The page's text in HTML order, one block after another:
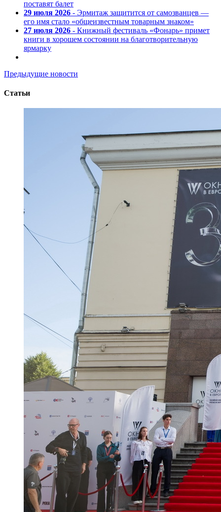
поставят балет
29 июля 2026 - Эрмитаж защитится от самозванцев —
его имя стало «общеизвестным товарным знаком»
27 июля 2026 - Книжный фестиваль «Фонарь» примет
книги в хорошем состоянии на благотворительную
ярмарку
Предыдущие новости
Статьи